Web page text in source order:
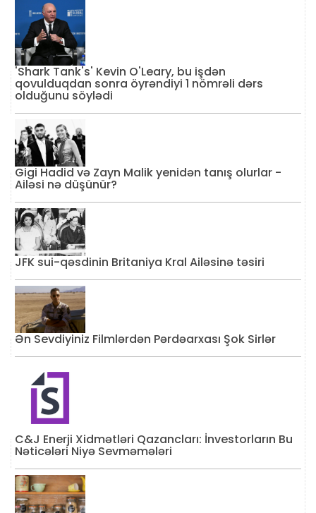
'Shark Tank's' Kevin O'Leary, bu işdən
qovulduqdan sonra öyrəndiyi 1 nömrəli dərs
olduğunu söylədi
Gigi Hadid və Zayn Malik yenidən tanış olurlar -
Ailəsi nə düşünür?
JFK sui-qəsdinin Britaniya Kral Ailəsinə təsiri
Ən Sevdiyiniz Filmlərdən Pərdəarxası Şok Sirlər
C&J Enerji Xidmətləri Qazancları: İnvestorların Bu
Nəticələri Niyə Sevməmələri